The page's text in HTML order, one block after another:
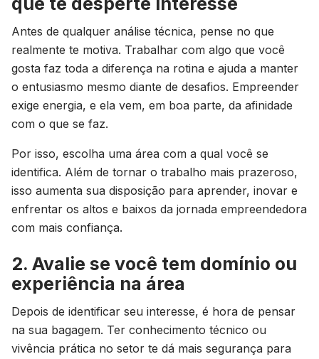
Antes de qualquer análise técnica, pense no que
realmente te motiva. Trabalhar com algo que você
gosta faz toda a diferença na rotina e ajuda a manter
o entusiasmo mesmo diante de desafios. Empreender
exige energia, e ela vem, em boa parte, da afinidade
com o que se faz.
Por isso, escolha uma área com a qual você se
identifica. Além de tornar o trabalho mais prazeroso,
isso aumenta sua disposição para aprender, inovar e
enfrentar os altos e baixos da jornada empreendedora
com mais confiança.
2. Avalie se você tem domínio ou
experiência na área
Depois de identificar seu interesse, é hora de pensar
na sua bagagem. Ter conhecimento técnico ou
vivência prática no setor te dá mais segurança para